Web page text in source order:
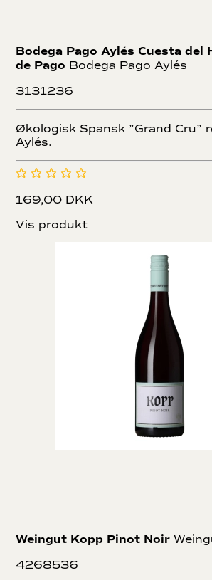
Bodega Pago Aylés Cuesta del
de Pago Bodega Pago Aylés
3131236
Økologisk Spansk ”Grand Cru”
Aylés.
169,00 DKK
Vis produkt
Weingut Kopp Pinot Noir
4268536